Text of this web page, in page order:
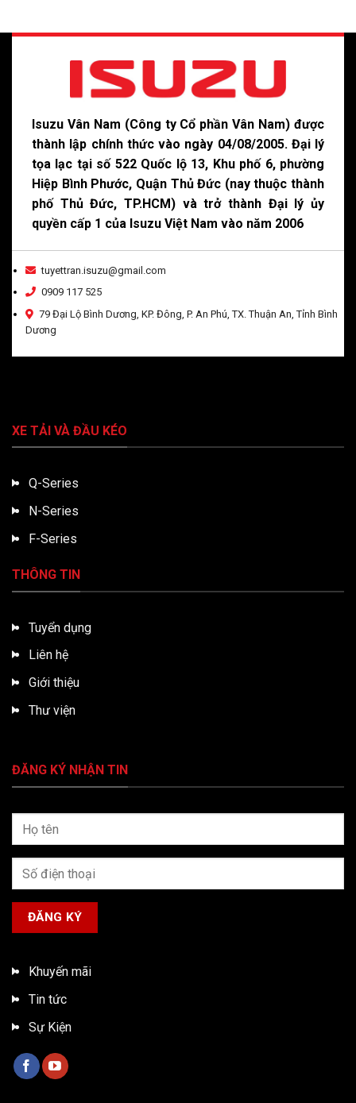
Isuzu Vân Nam (Công ty Cổ phần Vân Nam) được
thành lập chính thức vào ngày 04/08/2005. Đại lý
tọa lạc tại số 522 Quốc lộ 13, Khu phố 6, phường
Hiệp Bình Phước, Quận Thủ Đức (nay thuộc thành
phố Thủ Đức, TP.HCM) và trở thành Đại lý ủy
quyền cấp 1 của Isuzu Việt Nam vào năm 2006
tuyettran.isuzu@gmail.com
0909 117 525
79 Đại Lộ Bình Dương, KP. Đông, P. An Phú, TX. Thuận An, Tỉnh Bình
Dương
XE TẢI VÀ ĐẦU KÉO
Q-Series
N-Series
F-Series
THÔNG TIN
Tuyển dụng
Liên hệ
Giới thiệu
Thư viện
ĐĂNG KÝ NHẬN TIN
Khuyến mãi
Tin tức
Sự Kiện